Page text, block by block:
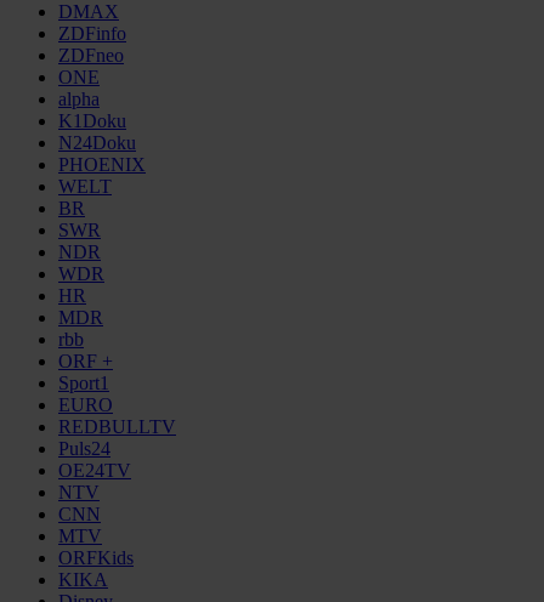
DMAX
ZDFinfo
ZDFneo
ONE
alpha
K1Doku
N24Doku
PHOENIX
WELT
BR
SWR
NDR
WDR
HR
MDR
rbb
ORF +
Sport1
EURO
REDBULLTV
Puls24
OE24TV
NTV
CNN
MTV
ORFKids
KIKA